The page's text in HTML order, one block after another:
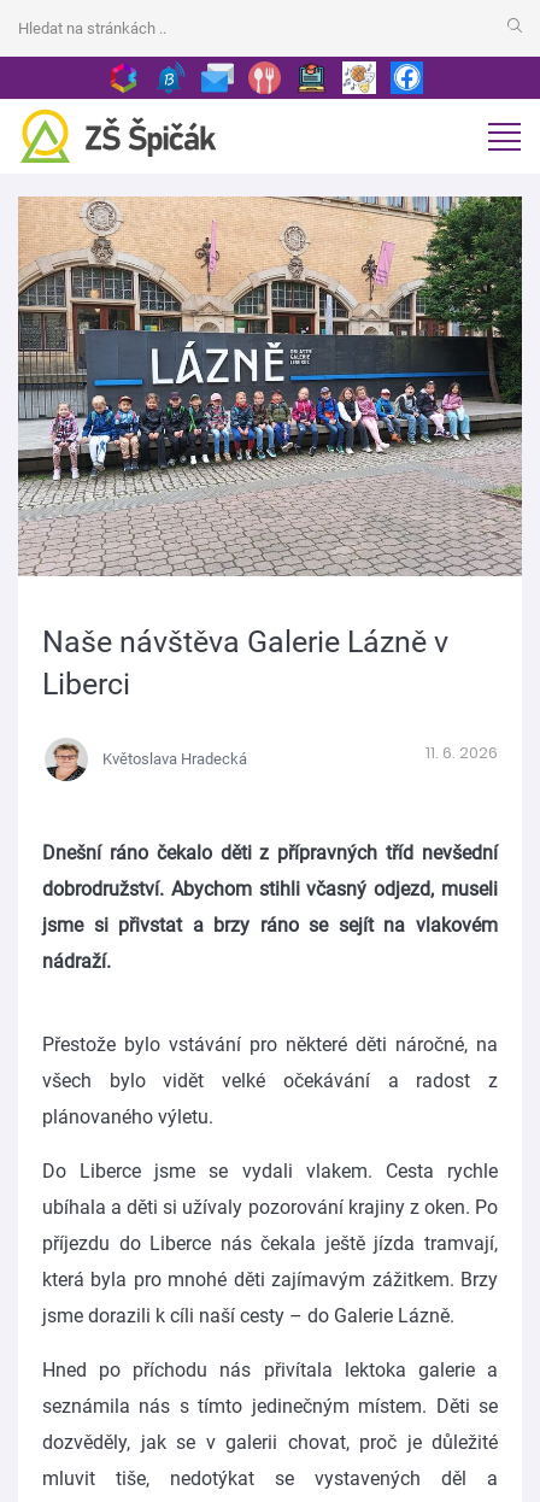
Naše návštěva Galerie Lázně v
Liberci
Květoslava Hradecká 11. 6. 2026
Dnešní ráno čekalo děti z přípravných tříd nevšední
dobrodružství. Abychom stihli včasný odjezd, museli
jsme si přivstat a brzy ráno se sejít na vlakovém
nádraží.
Přestože bylo vstávání pro některé děti náročné, na
všech bylo vidět velké očekávání a radost z
plánovaného výletu.
Do Liberce jsme se vydali vlakem. Cesta rychle
ubíhala a děti si užívaly pozorování krajiny z oken. Po
příjezdu do Liberce nás čekala ještě jízda tramvají,
která byla pro mnohé děti zajímavým zážitkem. Brzy
jsme dorazili k cíli naší cesty – do Galerie Lázně.
Hned po příchodu nás přivítala lektoka galerie a
seznámila nás s tímto jedinečným místem. Děti se
dozvěděly, jak se v galerii chovat, proč je důležité
mluvit tiše, nedotýkat se vystavených děl a